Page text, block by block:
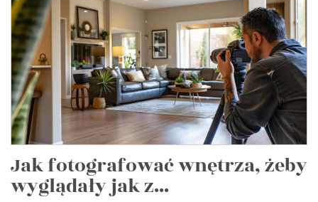
Jak fotografować wnętrza, żeby
wyglądały jak z...